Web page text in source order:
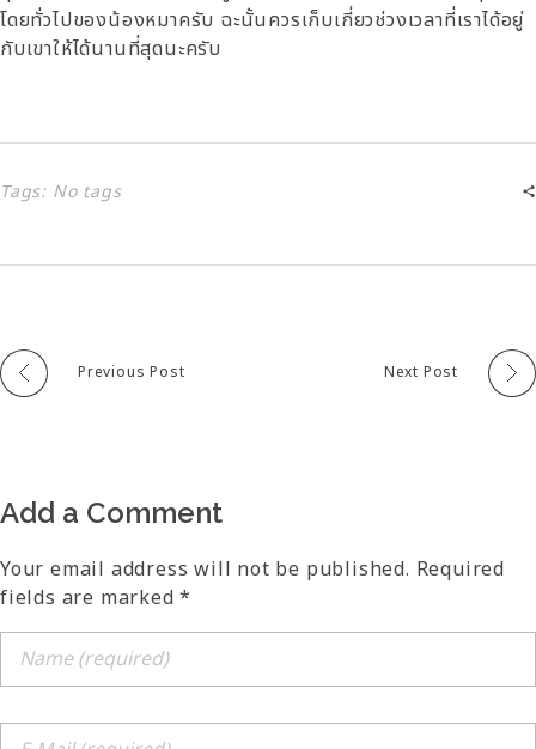
โดยทั่วไปของน้องหมาครับ ฉะนั้นควรเก็บเกี่ยวช่วงเวลาที่เราได้อยู่
กับเขาให้ได้นานที่สุดนะครับ
Tags: No tags
Previous Post Next Post
Add a Comment
Your email address will not be published. Required
fields are marked *